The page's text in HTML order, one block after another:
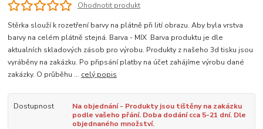
Ohodnotit produkt
Stěrka slouží k rozetření barvy na plátně při lití obrazu. Aby byla vrstva
barvy na celém plátně stejná. Barva - MIX Barva produktu je dle
aktualních skladových zásob pro výrobu. Produkty z našeho 3d tisku jsou
vyráběny na zakázku. Po připsání platby na účet zahájíme výrobu dané
zakázky. O průběhu ... celý popis
Dostupnost
Na objednání - Produkty jsou tištěny na zakázku
podle vašeho přání. Doba dodání cca 5-21 dní. Dle
objednaného množství.